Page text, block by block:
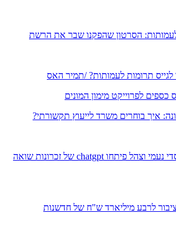
לעמותות: הסרטון שהפקנו שבר את הרשת
לגייס תרומות לעמותות? /תמיר האס
איך בוחרים משרד לייעוץ תקשורתי?
הוואטסאפ של טובה: חסדי נעמי וצהל פיתחו chatgpt של זכרונות שואה
לרבע מיליארד ש"ח של חדשנות